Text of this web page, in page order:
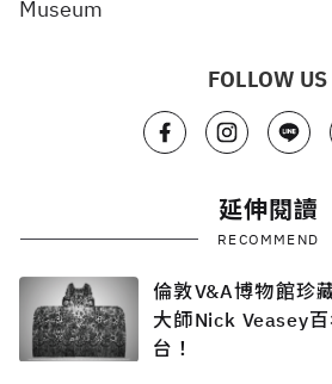
Museum
FOLLOW US
延伸閱讀
RECOMMEND
倫敦V&A博物館珍
大師Nick Veasey
台！